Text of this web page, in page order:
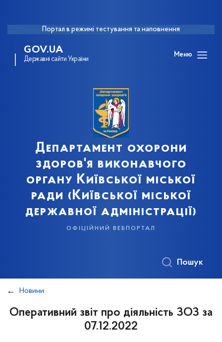
Портал в режимі тестування та наповнення
GOV.UA
Державні сайти України
Меню
Департамент охорони
здоров'я виконавчого
органу Київської міської
ради (Київської міської
державної адміністрації)
офіційний вебпортал
Пошук
Новини
Оперативний звіт про діяльність ЗОЗ за
07.12.2022